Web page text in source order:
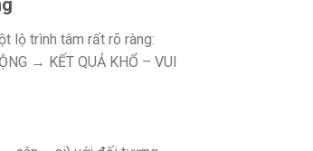
lộ trình tâm rất rõ ràng:
→ KẾT QUẢ KHỔ – VUI